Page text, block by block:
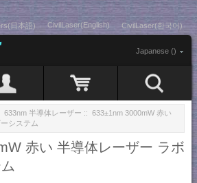
日本語) CivilLaser(English) CivilLaser(한국어)
Japanese ()
633nm 半導体レーザー :: 633±1nm 3000mW 赤い
システム
赤い 半導体レーザー ラボ